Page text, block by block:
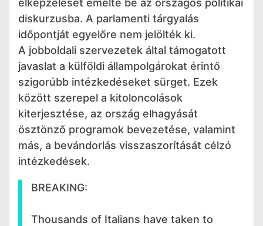
diskurzusba. A parlamenti tárgyalás
időpontját egyelőre nem jelölték ki.
A jobboldali szervezetek által támogatott
javaslat a külföldi állampolgárokat érintő
szigorúbb intézkedéseket sürget. Ezek
között szerepel a kitoloncolások
kiterjesztése, az ország elhagyását
ösztönző programok bevezetése, valamint
más, a bevándorlás visszaszorítását célzó
intézkedések.
BREAKING:
Thousands of Italians have taken to